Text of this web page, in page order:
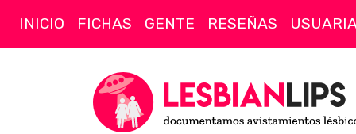
INICIO FICHAS GENTE RESEÑAS